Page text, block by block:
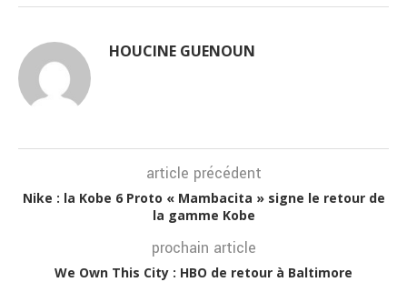
HOUCINE GUENOUN
article précédent
Nike : la Kobe 6 Proto « Mambacita » signe le retour de
la gamme Kobe
prochain article
We Own This City : HBO de retour à Baltimore